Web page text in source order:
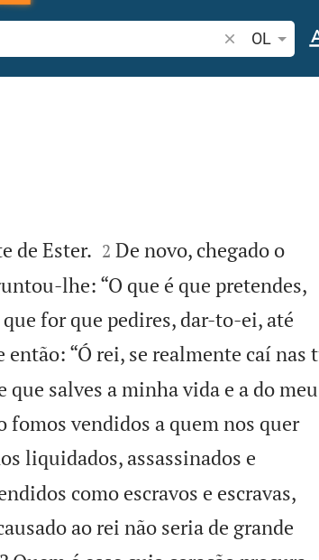
Pesquise
OL
de Ester.
2 De novo, chegado o
lhe: “O que é que pretendes,
for que pedires, dar-to-ei, até
então: “Ó rei, se realmente caí nas
que salves a minha vida e a do meu
fomos vendidos a quem nos quer
liquidados, assassinados e
como escravos e escravas,
ao rei não seria de grande